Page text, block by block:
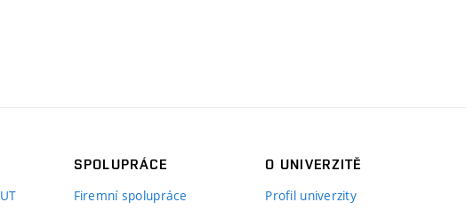
SPOLUPRÁCE
Firemní spolupráce
O UNIVERZITĚ
Profil univerzity